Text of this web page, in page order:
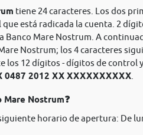
tiene 24 caracteres. Los dos
está radicada la cuenta. 2
Banco Mare Nostrum. A
Nostrum; los 4 caracteres
los 12 dígitos - dígitos de control
0487 2012 XX XXXXXXXXXX
Nostrum❓
horario de apertura: De